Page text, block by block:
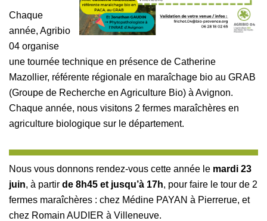
Chaque
année, Agribio
04 organise
une tournée technique en présence de Catherine
Mazollier, référente régionale en maraîchage bio au GRAB
(Groupe de Recherche en Agriculture Bio) à Avignon.
Chaque année, nous visitons 2 fermes maraîchères en
agriculture biologique sur le département.
Nous vous donnons rendez-vous cette année le mardi 23
juin, à partir de 8h45 et jusqu’à 17h, pour faire le tour de 2
fermes maraîchères : chez Médine PAYAN à Pierrerue, et
chez Romain AUDIER à Villeneuve.